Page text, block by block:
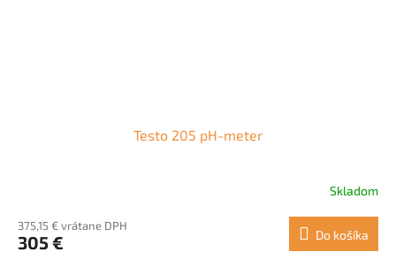
Testo 205 pH-meter
Skladom
375,15 € vrátane DPH
305 € Do košíka